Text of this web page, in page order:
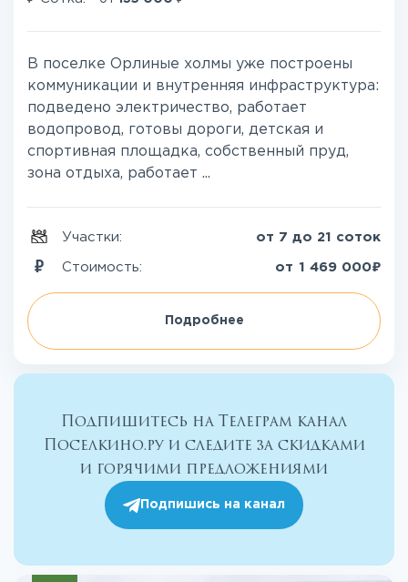
В поселке Орлиные холмы уже построены
коммуникации и внутренняя инфраструктура:
подведено электричество, работает
водопровод, готовы дороги, детская и
спортивная площадка, собственный пруд,
зона отдыха, работает ...
Участки: от 7 до 21 соток
Стоимость: от 1 469 000₽
Подробнее
Подпишитесь на Телеграм канал
Поселкино.ру и следите за скидками
и горячими предложениями
Подпишись на канал